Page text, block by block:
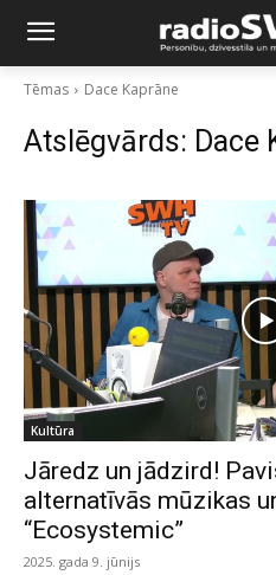
Tēmas Dace Kaprāne
Atslēgvārds: Dace
Kultūra
Jāredz un jādzird!
alternatīvās mūzikas
“Ecosystemic”
2025. gada 9. jūnijs